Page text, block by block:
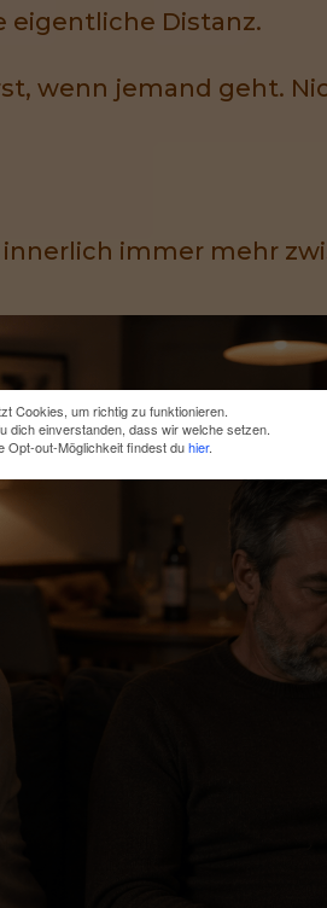
eigentliche Distanz.
wenn jemand geht.
immer mehr
Cookies, um richtig zu funktionieren.
dich einverstanden, dass wir welche setzen.
Opt-out-Möglichkeit findest duhier.